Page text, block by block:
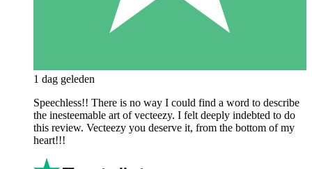
1 dag geleden
Speechless!! There is no way I could find a word to describe
the inesteemable art of vecteezy. I felt deeply indebted to do
this review. Vecteezy you deserve it, from the bottom of my
heart!!!